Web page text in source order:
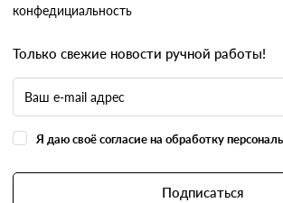
конфедициальность
Только свежие новости ручной работы!
Я даю своё согласие на обработку
Подписаться